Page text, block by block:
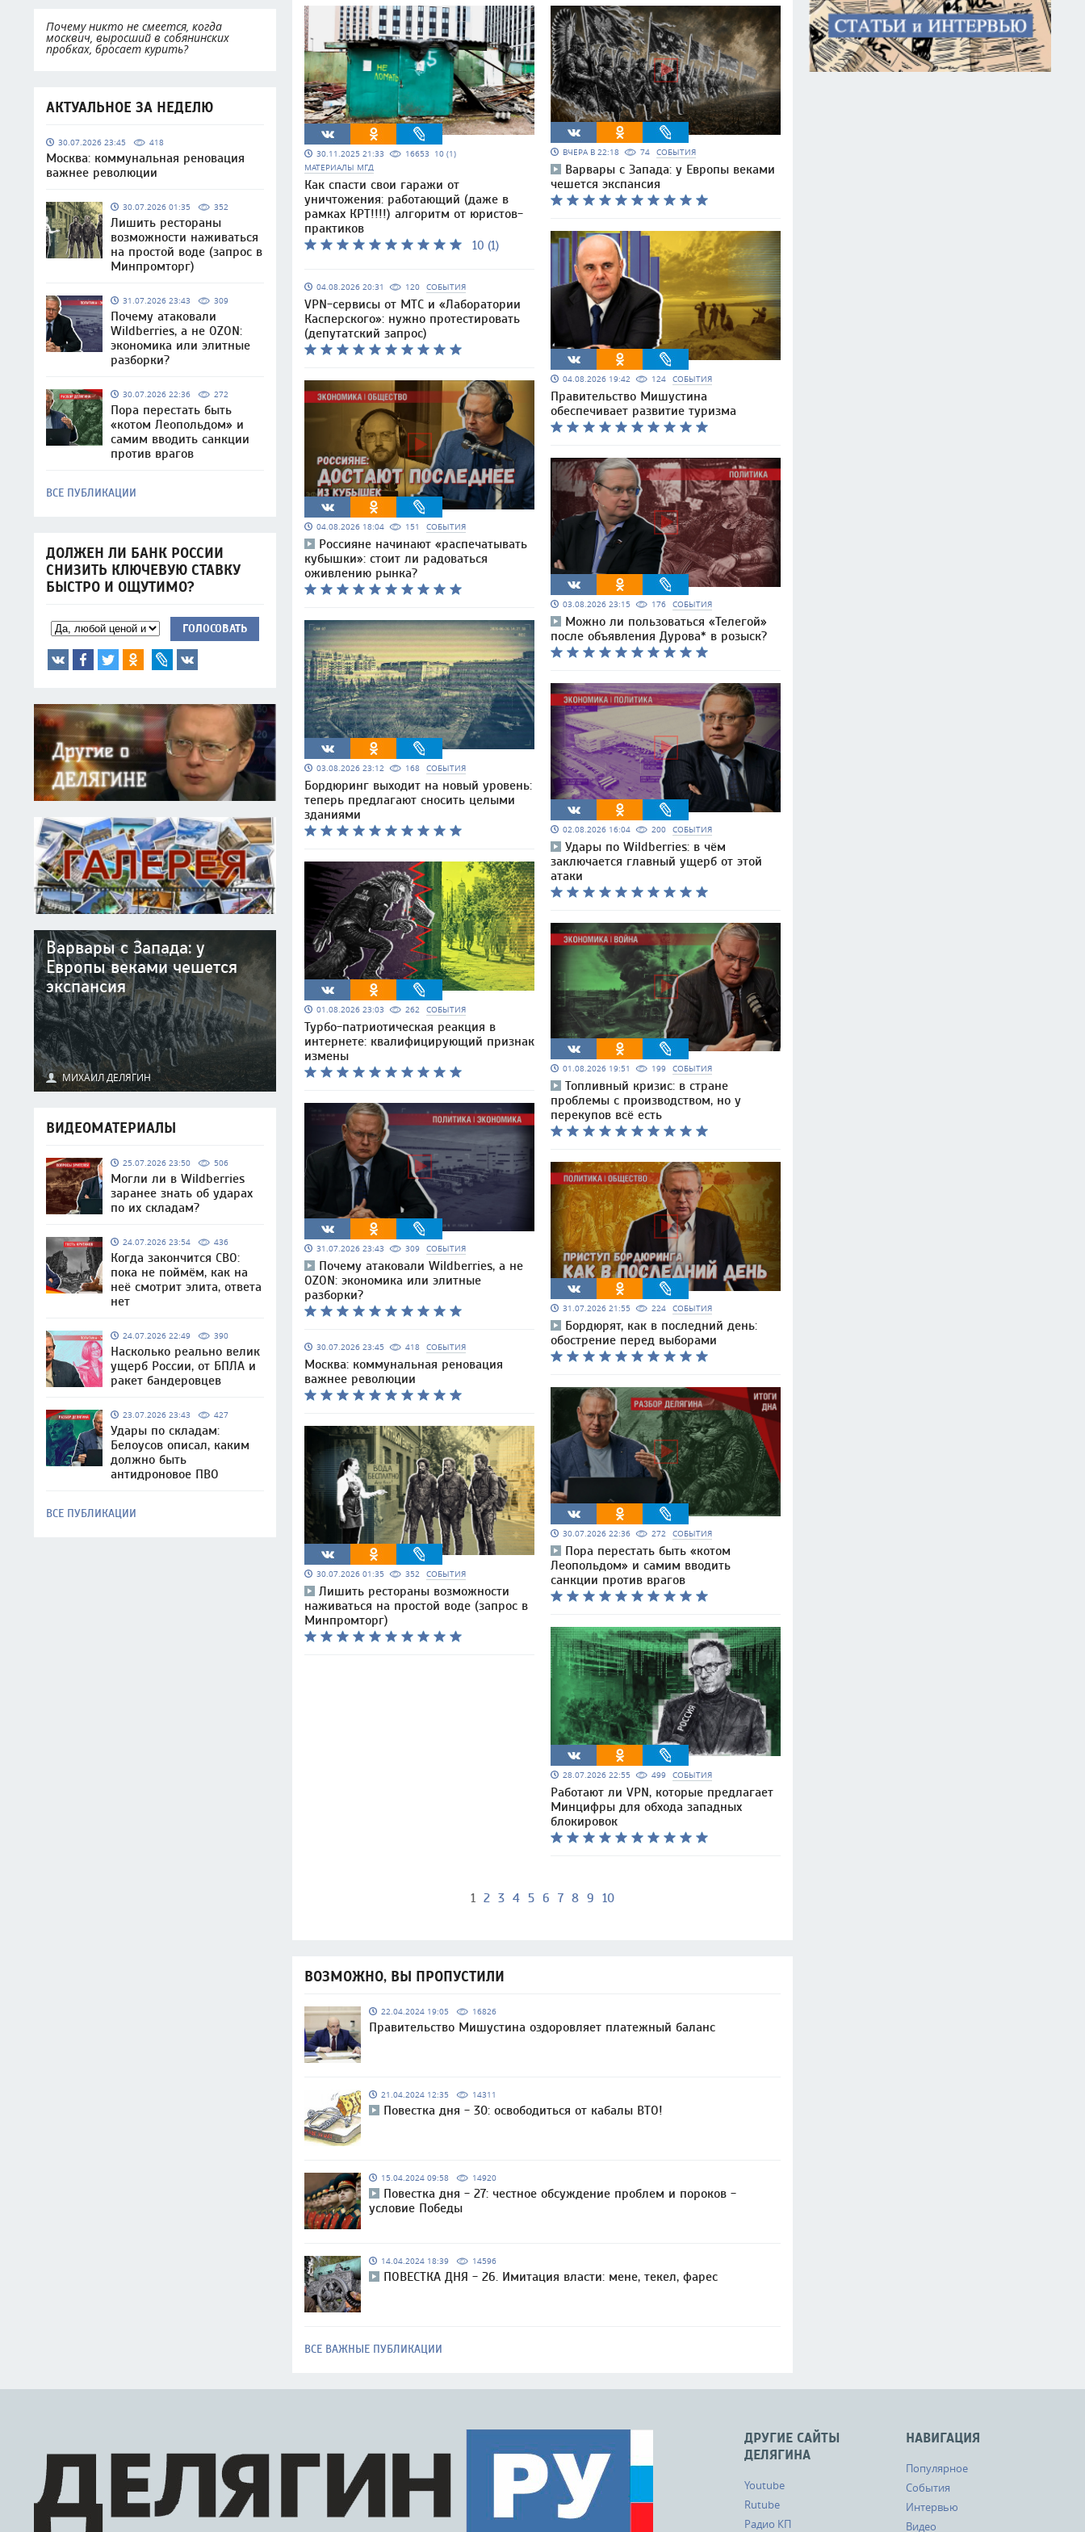
Почему никто не смеется, когда
москвич, выросший в собянинских
пробках, бросает курить?
АКТУАЛЬНОЕ ЗА НЕДЕЛЮ
30.07.2026 23:45 418
Москва: коммунальная реновация
важнее революции
30.07.2026 01:35 352
Лишить рестораны
возможности наживаться
на простой воде (запрос в
Минпромторг)
31.07.2026 23:43 309
Почему атаковали
Wildberries, а не OZON:
экономика или элитные
разборки?
30.07.2026 22:36 272
Пора перестать быть
«котом Леопольдом» и
самим вводить санкции
против врагов
ВСЕ ПУБЛИКАЦИИ
ДОЛЖЕН ЛИ БАНК РОССИИ
СНИЗИТЬ КЛЮЧЕВУЮ СТАВКУ
БЫСТРО И ОЩУТИМО?
ГОЛОСОВАТЬ
Варвары с Запада: у
Европы веками чешется
экспансия
МИХАИЛ ДЕЛЯГИН
ВИДЕОМАТЕРИАЛЫ
25.07.2026 23:50 506
Могли ли в Wildberries
заранее знать об ударах
по их складам?
24.07.2026 23:54 436
Когда закончится СВО:
пока не поймём, как на
неё смотрит элита, ответа
нет
24.07.2026 22:49 390
Насколько реально велик
ущерб России, от БПЛА и
ракет бандеровцев
23.07.2026 23:43 427
Удары по складам:
Белоусов описал, каким
должно быть
антидроновое ПВО
ВСЕ ПУБЛИКАЦИИ
30.11.2025 21:33 16653 10 (1)
МАТЕРИАЛЫ МГД
Как спасти свои гаражи от
уничтожения: работающий (даже в
рамках КРТ!!!!) алгоритм от юристов-
практиков
10 (1)
04.08.2026 20:31 120 СОБЫТИЯ
VPN-сервисы от МТС и «Лаборатории
Касперского»: нужно протестировать
(депутатский запрос)
04.08.2026 18:04 151 СОБЫТИЯ
Россияне начинают «распечатывать
кубышки»: стоит ли радоваться
оживлению рынка?
03.08.2026 23:12 168 СОБЫТИЯ
Бордюринг выходит на новый уровень:
теперь предлагают сносить целыми
зданиями
01.08.2026 23:03 262 СОБЫТИЯ
Турбо-патриотическая реакция в
интернете: квалифицирующий признак
измены
31.07.2026 23:43 309 СОБЫТИЯ
Почему атаковали Wildberries, а не
OZON: экономика или элитные
разборки?
30.07.2026 23:45 418 СОБЫТИЯ
Москва: коммунальная реновация
важнее революции
30.07.2026 01:35 352 СОБЫТИЯ
Лишить рестораны возможности
наживаться на простой воде (запрос в
Минпромторг)
ВЧЕРА В 22:18 74 СОБЫТИЯ
Варвары с Запада: у Европы веками
чешется экспансия
04.08.2026 19:42 124 СОБЫТИЯ
Правительство Мишустина
обеспечивает развитие туризма
03.08.2026 23:15 176 СОБЫТИЯ
Можно ли пользоваться «Телегой»
после объявления Дурова* в розыск?
02.08.2026 16:04 200 СОБЫТИЯ
Удары по Wildberries: в чём
заключается главный ущерб от этой
атаки
01.08.2026 19:51 199 СОБЫТИЯ
Топливный кризис: в стране
проблемы с производством, но у
перекупов всё есть
31.07.2026 21:55 224 СОБЫТИЯ
Бордюрят, как в последний день:
обострение перед выборами
30.07.2026 22:36 272 СОБЫТИЯ
Пора перестать быть «котом
Леопольдом» и самим вводить
санкции против врагов
28.07.2026 22:55 499 СОБЫТИЯ
Работают ли VPN, которые предлагает
Минцифры для обхода западных
блокировок
1 2 3 4 5 6 7 8 9 10
ВОЗМОЖНО, ВЫ ПРОПУСТИЛИ
22.04.2024 19:05 16826
Правительство Мишустина оздоровляет платежный баланс
21.04.2024 12:35 14311
Повестка дня - 30: освободиться от кабалы ВТО!
15.04.2024 09:58 14920
Повестка дня - 27: честное обсуждение проблем и пороков -
условие Победы
14.04.2024 18:39 14596
ПОВЕСТКА ДНЯ - 26. Имитация власти: мене, текел, фарес
ВСЕ ВАЖНЫЕ ПУБЛИКАЦИИ
НАВИГАЦИЯ
Популярное
События
Интервью
Видео
ДРУГИЕ САЙТЫ
ДЕЛЯГИНА
Youtube
Rutube
Радио КП